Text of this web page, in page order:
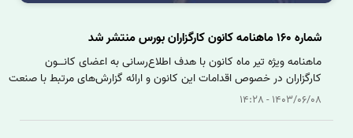
شماره 160 ماهنامه کانون کارگزاران بورس منتشر شد
1403/06/08 - 14:28
ماهنامه ویژه تیر ماه کانون با هدف اطلاع‌رسانی به اعضای کانــون
کارگزاران در خصوص اقدامات این کانون و ارائه گزارش‌های مرتبط با صنعت
کارگزاری بر روی سایت این مجموعه قرار گرفت.